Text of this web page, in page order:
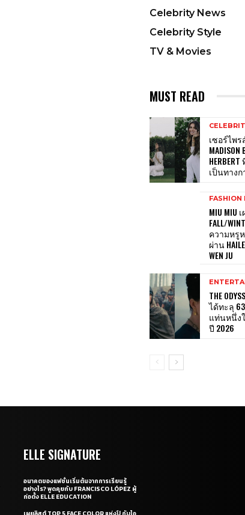
Celebrity News
Celebrity Style
TV & Movies
MUST READ
เซอร์ไพ
MADISON
เป็นทางก
FASHION
MIU MIU
FALL/
ความหรู
ผ่าน
WEN JU
THE
ได้ทะลุ
แท่นหนึ่ง
ปี 2026
ELLE SIGNATURE
อนาคตของแฟชั่นเริ่มต้นจากการเรียนรู้
อย่างไร? พูดคุยกับ FRANCISCO LÓPEZ ผู้
ก่อตั้ง ELLE EDUCATION